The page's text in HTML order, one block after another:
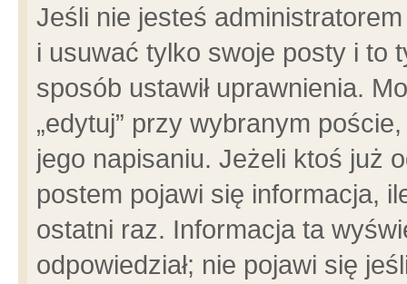
Jeśli nie jesteś
i usuwać tylko swoje posty i to
sposób ustawił uprawnienia.
„edytuj” przy wybranym
jego napisaniu. Jeżeli ktoś już
postem pojawi się informacja,
ostatni raz. Informacja ta
odpowiedział; nie pojawi się